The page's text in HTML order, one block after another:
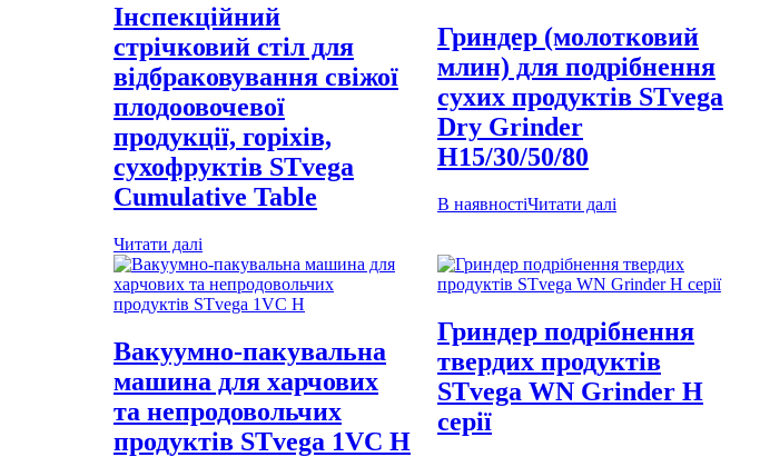
Інспекційний
стрічковий стіл для
відбраковування свіжої
плодоовочевої
продукції, горіхів,
сухофруктів STvega
Сumulative Table
Читати далі
Гриндер (молотковий
млин) для подрібнення
сухих продуктів STvega
Dry Grinder
H15/30/50/80
В наявностіЧитати далі
Вакуумно-пакувальна
машина для харчових
та непродовольчих
продуктів STvega 1VC H
Гриндер подрібнення
твердих продуктів
STvega WN Grinder H
серії